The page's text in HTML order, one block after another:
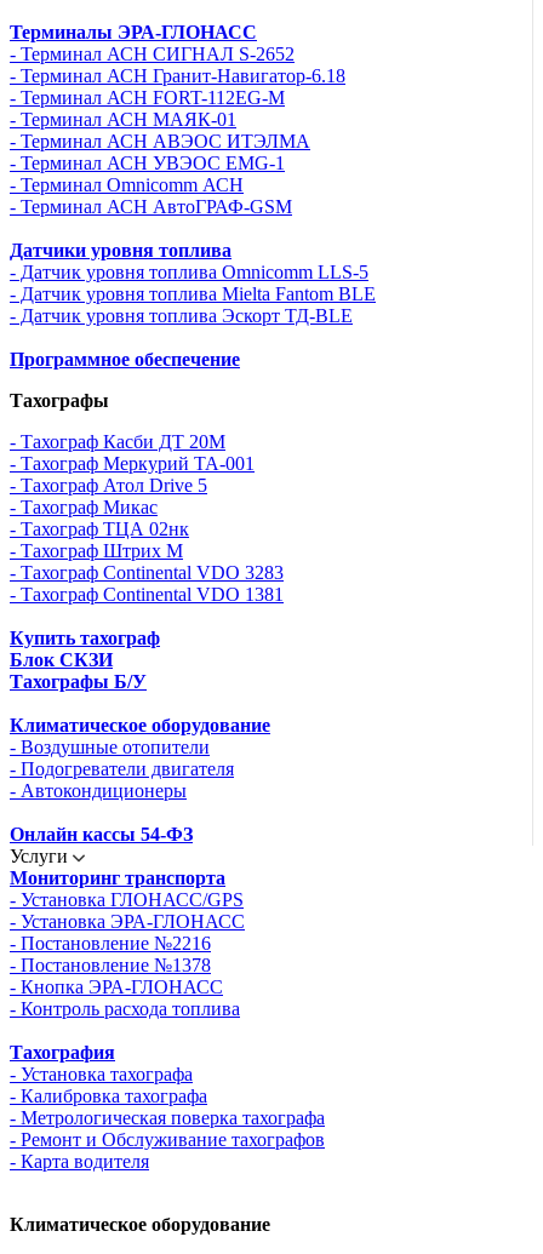
Терминалы ЭРА-ГЛОНАСС
- Терминал АСН СИГНАЛ S-2652
- Терминал АСН Гранит-Навигатор-6.18
- Терминал АСН FORT-112EG-M
- Терминал АСН МАЯК-01
- Терминал АСН АВЭОС ИТЭЛМА
- Терминал АСН УВЭОС EMG-1
- Терминал Omnicomm АСН
- Терминал АСН АвтоГРАФ-GSM
Датчики уровня топлива
- Датчик уровня топлива Omnicomm LLS-5
- Датчик уровня топлива Mielta Fantom BLE
- Датчик уровня топлива Эскорт ТД-BLE
Программное обеспечение
Тахографы
- Тахограф Касби ДТ 20М
- Тахограф Меркурий ТА-001
- Тахограф Атол Drive 5
- Тахограф Микас
- Тахограф ТЦА 02нк
- Тахограф Штрих М
- Тахограф Continental VDO 3283
- Тахограф Continental VDO 1381
Купить тахограф
Блок СКЗИ
Тахографы Б/У
Климатическое оборудование
- Воздушные отопители
- Подогреватели двигателя
- Автокондиционеры
Онлайн кассы 54-ФЗ
Услуги
Мониторинг транспорта
- Установка ГЛОНАСС/GPS
- Установка ЭРА-ГЛОНАСС
- Постановление №2216
- Постановление №1378
- Кнопка ЭРА-ГЛОНАСС
- Контроль расхода топлива
Тахография
- Установка тахографа
- Калибровка тахографа
- Метрологическая поверка тахографа
- Ремонт и Обслуживание тахографов
- Карта водителя
Климатическое оборудование